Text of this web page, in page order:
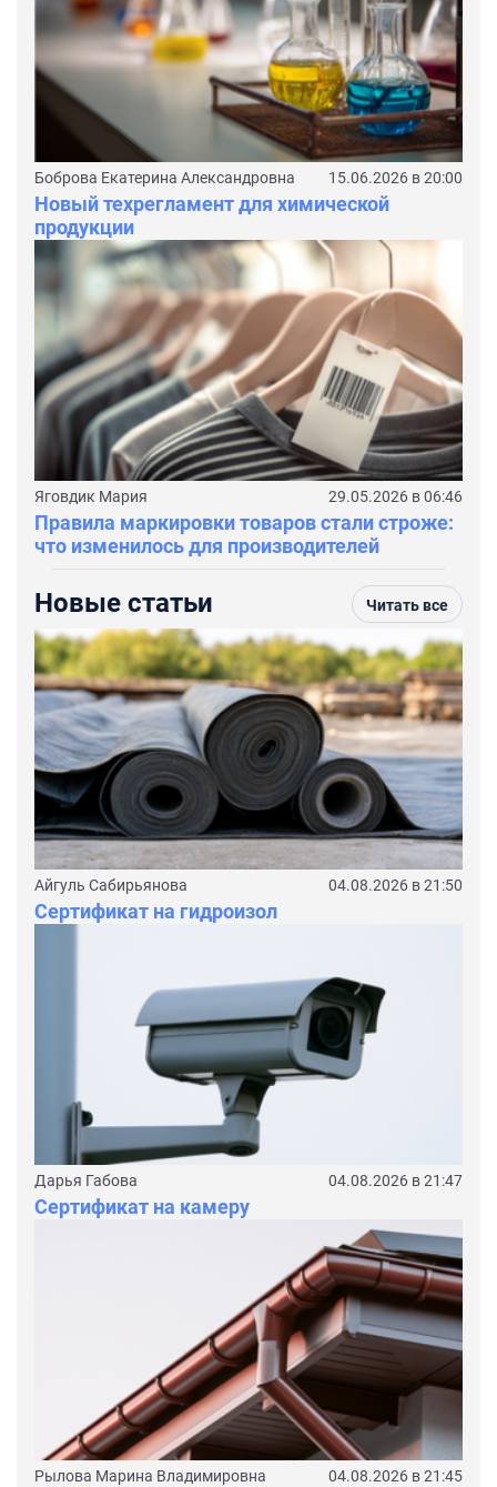
Боброва Екатерина Александровна 15.06.2026 в 20:00
Новый техрегламент для химической
продукции
Яговдик Мария 29.05.2026 в 06:46
Правила маркировки товаров стали строже:
что изменилось для производителей
Новые статьи Читать все
Айгуль Сабирьянова 04.08.2026 в 21:50
Сертификат на гидроизол
Дарья Габова 04.08.2026 в 21:47
Сертификат на камеру
Рылова Марина Владимировна 04.08.2026 в 21:45